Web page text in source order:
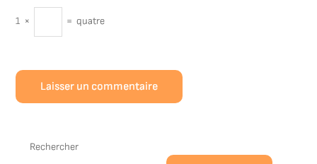
1 × = quatre
Rechercher